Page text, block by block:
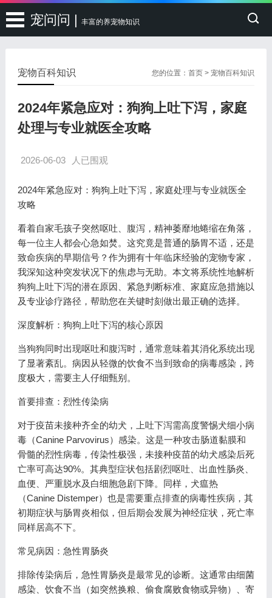
宠问问 | 丰富的养宠物知识
您的位置：首页 >宠物百科知识
宠物百科知识
2024年紧急应对：狗狗上吐下泻，家庭
处理与专业就医全攻略
2026-06-03 人已围观
2024年紧急应对：狗狗上吐下泻，家庭处理与专业就医全
攻略
看着自家毛孩子突然呕吐、腹泻，精神萎靡地蜷缩在角落，
每一位主人都会心急如焚。这究竟是普通的肠胃不适，还是
致命疾病的早期信号？作为拥有十年临床经验的宠物专家，
我深知这种突发状况下的焦虑与无助。本文将系统性地解析
狗狗上吐下泻的潜在原因、紧急判断标准、家庭应急措施以
及专业诊疗路径，帮助您在关键时刻做出最正确的选择。
深度解析：狗狗上吐下泻的核心原因
当狗狗同时出现呕吐和腹泻时，通常意味着其消化系统出现
了显著紊乱。病因从轻微的饮食不当到致命的病毒感染，跨
度极大，需要主人仔细甄别。
首要排查：烈性传染病
对于疫苗未接种齐全的幼犬，上吐下泻需高度警惕犬细小病
毒（Canine Parvovirus）感染。这是一种攻击肠道黏膜和
骨髓的烈性病毒，传染性极强，未接种疫苗的幼犬感染后死
亡率可高达90%。其典型症状包括剧烈呕吐、出血性肠炎、
血便、严重脱水及白细胞急剧下降。同样，犬瘟热
（Canine Distemper）也是需要重点排查的病毒性疾病，其
初期症状与肠胃炎相似，但后期会发展为神经症状，死亡率
同样居高不下。
常见病因：急性胃肠炎
排除传染病后，急性胃肠炎是最常见的诊断。这通常由细菌
感染、饮食不当（如突然换粮、偷食腐败食物或异物）、寄